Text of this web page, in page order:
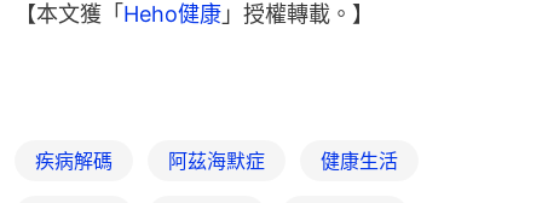
【本文獲「 Heho健康 」授權轉載。】
疾病解碼 阿茲海默症 健康生活